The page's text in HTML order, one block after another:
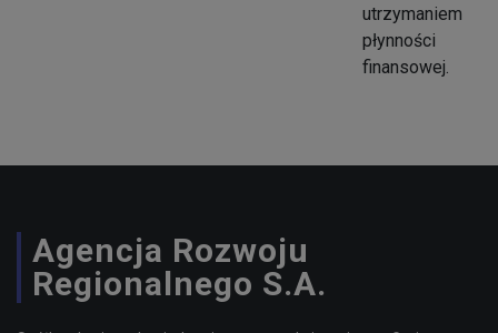
utrzymaniem
płynności
finansowej.
Agencja Rozwoju
Regionalnego S.A.